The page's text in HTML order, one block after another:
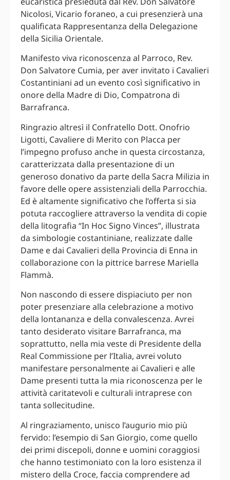
Nicolosi, Vicario foraneo, a cui presenzierà una
qualificata Rappresentanza della Delegazione
della Sicilia Orientale.
Manifesto viva riconoscenza al Parroco, Rev.
Don Salvatore Cumia, per aver invitato i Cavalieri
Costantiniani ad un evento così significativo in
onore della Madre di Dio, Compatrona di
Barrafranca.
Ringrazio altresì il Confratello Dott. Onofrio
Ligotti, Cavaliere di Merito con Placca per
l’impegno profuso anche in questa circostanza,
caratterizzata dalla presentazione di un
generoso donativo da parte della Sacra Milizia in
favore delle opere assistenziali della Parrocchia.
Ed è altamente significativo che l’offerta si sia
potuta raccogliere attraverso la vendita di copie
della litografia “In Hoc Signo Vinces”, illustrata
da simbologie costantiniane, realizzate dalle
Dame e dai Cavalieri della Provincia di Enna in
collaborazione con la pittrice barrese Mariella
Flammà.
Non nascondo di essere dispiaciuto per non
poter presenziare alla celebrazione a motivo
della lontananza e della convalescenza. Avrei
tanto desiderato visitare Barrafranca, ma
soprattutto, nella mia veste di Presidente della
Real Commissione per l’Italia, avrei voluto
manifestare personalmente ai Cavalieri e alle
Dame presenti tutta la mia riconoscenza per le
attività caritatevoli e culturali intraprese con
tanta sollecitudine.
Al ringraziamento, unisco l’augurio mio più
fervido: l’esempio di San Giorgio, come quello
dei primi discepoli, donne e uomini coraggiosi
che hanno testimoniato con la loro esistenza il
mistero della Croce, faccia comprendere ad